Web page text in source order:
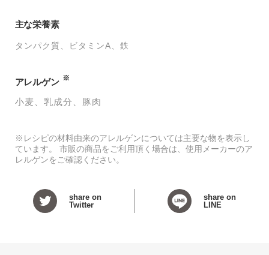
主な栄養素
タンパク質 ビタミンA 鉄
アレルゲン ※
小麦 乳成分 豚肉
※レシピの材料由来のアレルゲンについては主要な物を表示し
ています。 市販の商品をご利用頂く場合は、使用メーカーのア
レルゲンをご確認ください。
share on
Twitter
share on
LINE